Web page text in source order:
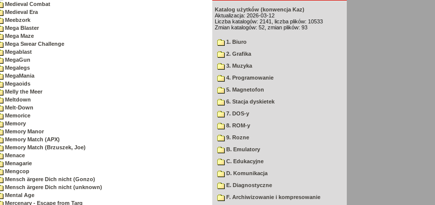
Medieval Combat
Medieval Era
Meebzork
Mega Blaster
Mega Maze
Mega Swear Challenge
Megablast
MegaGun
Megalegs
MegaMania
Megaoids
Melly the Meer
Meltdown
Melt-Down
Memorice
Memory
Memory Manor
Memory Match (APX)
Memory Match (Brzuszek, Joe)
Menace
Menagarie
Mengcop
Mensch ärgere Dich nicht (Gonzo)
Mensch ärgere Dich nicht (unknown)
Mental Age
Mercenary - Escape from Targ
Katalog użytków (konwencja Kaz)
Aktualizacja: 2026-03-12
Liczba katalogów: 2141, liczba plików: 10533
Zmian katalogów: 52, zmian plików: 93
1. Biuro
2. Grafika
3. Muzyka
4. Programowanie
5. Magnetofon
6. Stacja dyskietek
7. DOS-y
8. ROM-y
9. Rozne
B. Emulatory
C. Edukacyjne
D. Komunikacja
E. Diagnostyczne
F. Archiwizowanie i kompresowanie